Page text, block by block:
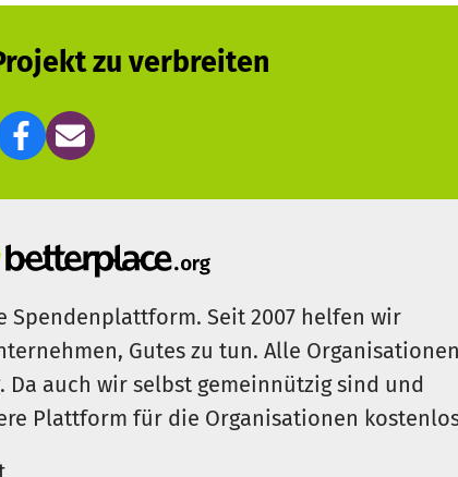
zu verbreiten
Seit 2007 helfen wir
Gutes zu tun. Alle Organisationen
auch wir selbst gemeinnützig sind und
Plattform für die Organisationen